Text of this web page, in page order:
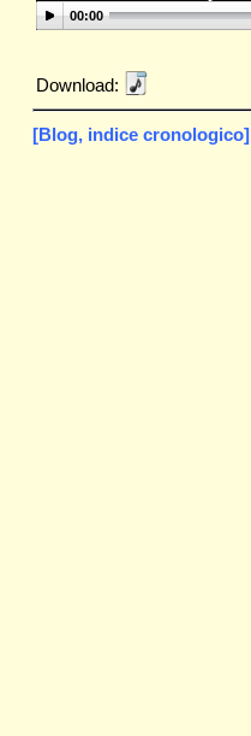
00:00
Download:
[Blog, indice cronologico]